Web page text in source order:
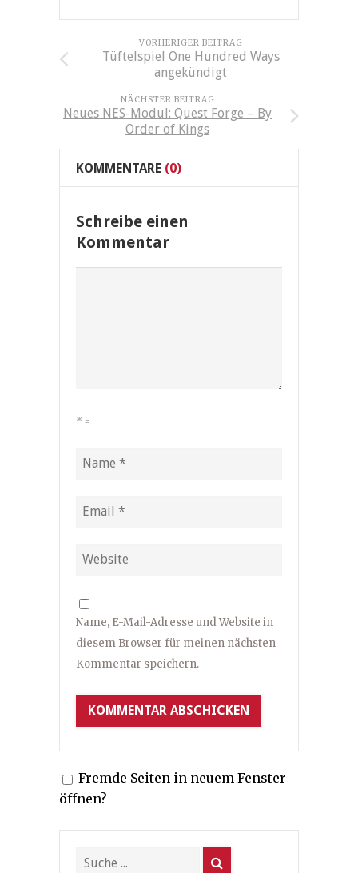
VORHERIGER BEITRAG
Tüftelspiel One Hundred Ways
angekündigt
NÄCHSTER BEITRAG
Neues NES-Modul: Quest Forge – By
Order of Kings
KOMMENTARE (0)
Schreibe einen
Kommentar
* =
Name, E-Mail-Adresse und Website in
diesem Browser für meinen nächsten
Kommentar speichern.
Fremde Seiten in neuem Fenster
öffnen?